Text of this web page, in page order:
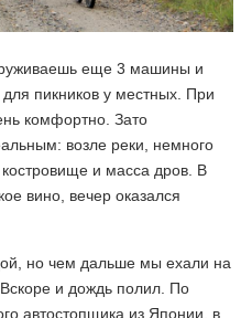
еще 3 машины и
пикников у местных. При
комфортно. Зато
возле реки, немного
и масса дров. В
вино, вечер оказался
но чем дальше мы ехали на
и дождь полил. По
автостопщика из Японии, в